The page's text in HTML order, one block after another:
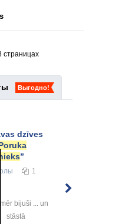
страницах
Выгодно!
dzīves
”
1
bijuši ... un
stāstā